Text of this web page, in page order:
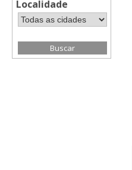
Localidade